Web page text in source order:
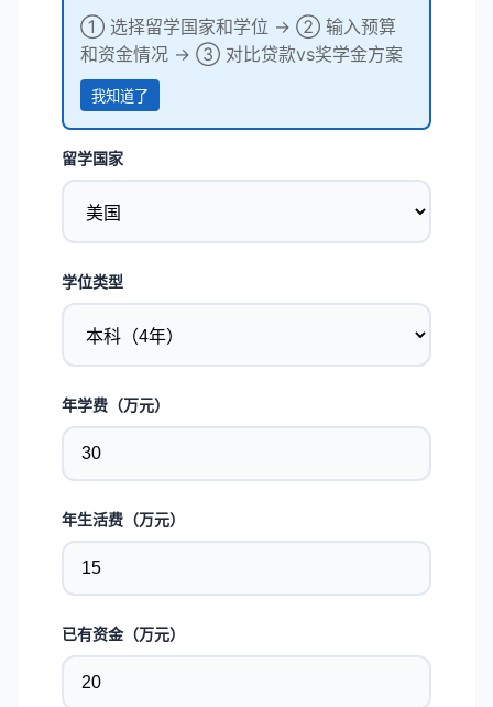
① 选择留学国家和学位 → ② 输入预算
和资金情况 → ③ 对比贷款vs奖学金方案
我知道了
留学国家
学位类型
年学费（万元）
年生活费（万元）
已有资金（万元）